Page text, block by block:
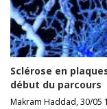
Sclérose en
début du parcours
Makram Haddad, 30/05